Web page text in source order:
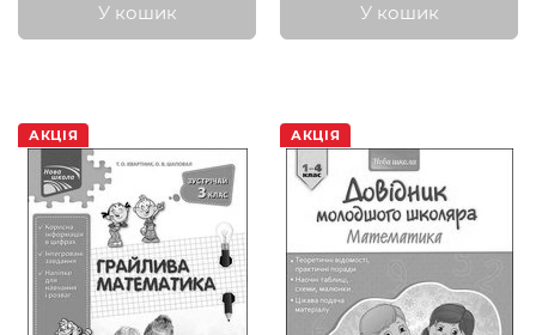
У кошик У кошик
АКЦІЯ АКЦІЯ